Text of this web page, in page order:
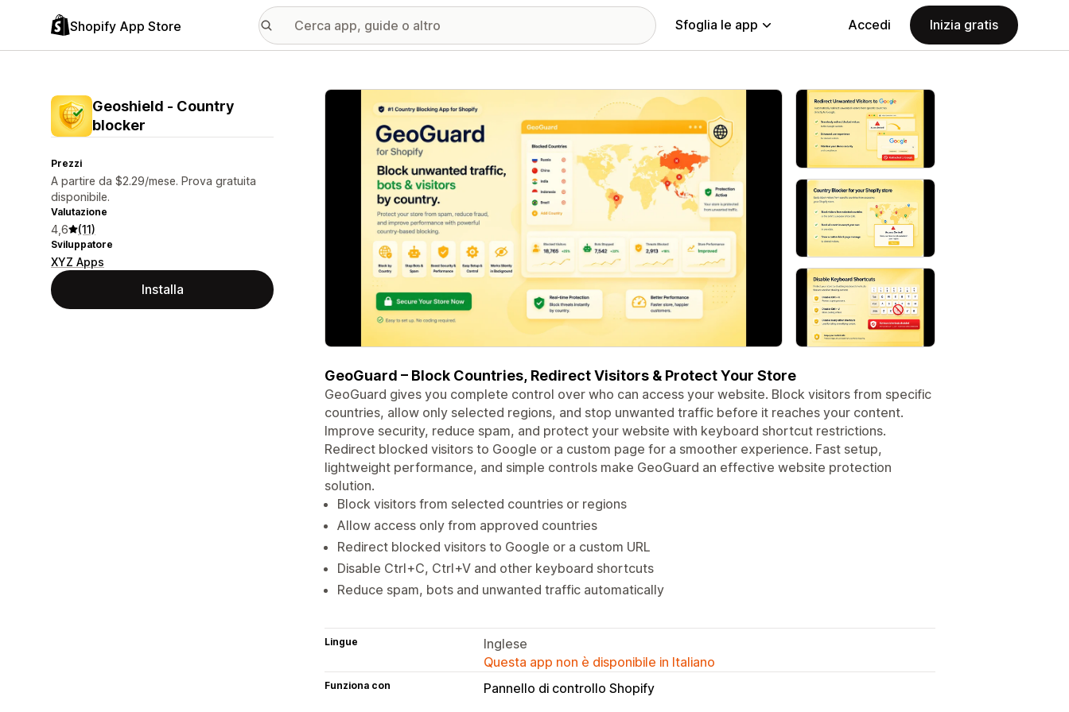
Shopify App Store Sfoglia le app Accedi Inizia gratis
Geoshield ‑ Country
blocker
Prezzi
A partire da $2.29/mese. Prova gratuita
disponibile.
Valutazione
4,6 (11)
Sviluppatore
XYZ Apps
Installa
Galleria immagini in evidenza
GeoGuard – Block Countries, Redirect Visitors & Protect Your Store
GeoGuard gives you complete control over who can access your website. Block visitors from specific
countries, allow only selected regions, and stop unwanted traffic before it reaches your content.
Improve security, reduce spam, and protect your website with keyboard shortcut restrictions.
Redirect blocked visitors to Google or a custom page for a smoother experience. Fast setup,
lightweight performance, and simple controls make GeoGuard an effective website protection
solution.
Block visitors from selected countries or regions
Allow access only from approved countries
Redirect blocked visitors to Google or a custom URL
Disable Ctrl+C, Ctrl+V and other keyboard shortcuts
Reduce spam, bots and unwanted traffic automatically
Lingue
Inglese
Questa app non è disponibile in Italiano
Funziona con Pannello di controllo Shopify